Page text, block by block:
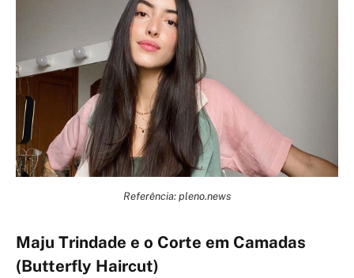
Referência: pleno.news
Maju Trindade e o Corte em Camadas
(Butterfly Haircut)